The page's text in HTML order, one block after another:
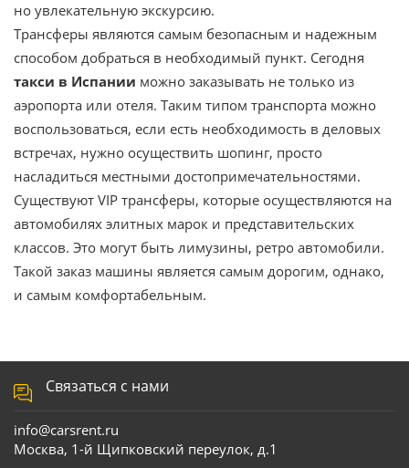
но увлекательную экскурсию.
Трансферы являются самым безопасным и надежным
способом добраться в необходимый пункт. Сегодня
такси в Испании можно заказывать не только из
аэропорта или отеля. Таким типом транспорта можно
воспользоваться, если есть необходимость в деловых
встречах, нужно осуществить шопинг, просто
насладиться местными достопримечательностями.
Существуют VIP трансферы, которые осуществляются на
автомобилях элитных марок и представительских
классов. Это могут быть лимузины, ретро автомобили.
Такой заказ машины является самым дорогим, однако,
и самым комфортабельным.
Связаться с нами
info@carsrent.ru
Москва, 1-й Щипковский переулок, д.1